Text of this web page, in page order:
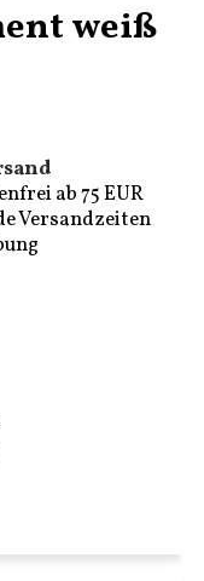
weiß
ab 75 EUR
Versandzeiten